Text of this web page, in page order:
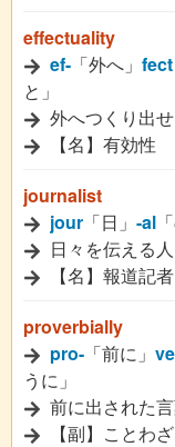
effectuality
ef- 「外へ」 fect
と」
外へつくり出
【名】有効性
journalist
jour 「日」 -al
日々を伝える人
【名】報道記
proverbially
pro- 「前に」
うに」
前に出された
【副】ことわ